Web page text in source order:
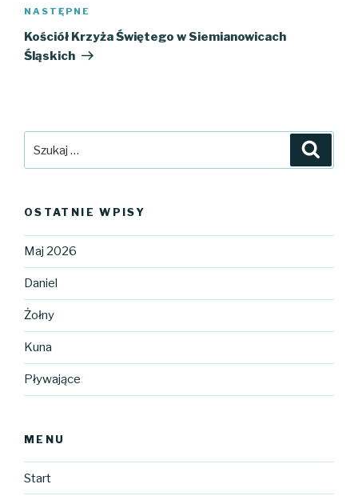
Następny
wpis
NASTĘPNE
Kościół Krzyża Świętego w Siemianowicach
Śląskich
OSTATNIE WPISY
Maj 2026
Daniel
Żołny
Kuna
Pływające
MENU
Start